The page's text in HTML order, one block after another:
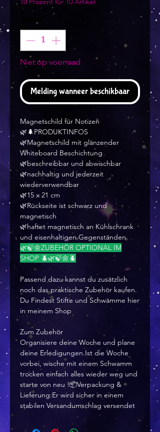
Aantal
Niet op voorraad
Melding wanneer beschikbaar
Magnetschild für Notizen
🌿🌲PRODUKTINFOS
🌿Magnetschild mit glänzender
Whiteboard Beschichtung
🌿beschreibbar und abwischbar
🌿nachhaltig und jederzeit
wiederverwendbar
🌿15 x 21 cm
🌿Rückseite ist schwarz und
magnetisch
🌿haftet magnetisch an Kühlschrank
und eisenhaltigen Gegenständen
🌿🍃🌼ZUBEHÖR OPTIONAL IM
SHOP 🪲🌿🍃🌼🪲
Passend dazu kannst du zusätzlich
noch das praktische Zubehör kaufen.
Du Findest Stifte und Schwämme hier
in meinem Shop
Zum Zubehör
Organisiere deine Woche und plane
deine Erledigungen.Ist die Woche
vorbei, wische mit einem Schwamm
trocken einfach alles wieder weg und
starte von neu !📦Verpackung &
Lieferung:Er wird sicher in einem
stabilen Versandumschlag versendet